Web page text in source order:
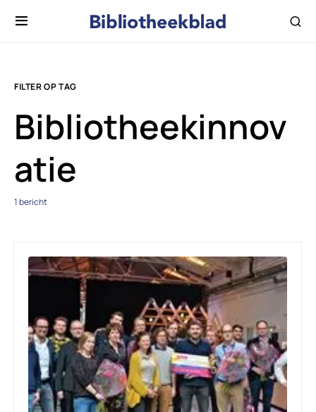
FILTER OP TAG
Bibliotheekinnov
atie
1 bericht